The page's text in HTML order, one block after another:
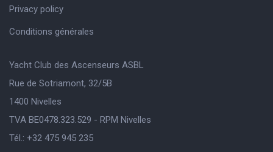
Privacy policy
Conditions générales
Yacht Club des Ascenseurs ASBL
Rue de Sotriamont, 32/5B
1400 Nivelles
TVA BE0478.323.529 - RPM Nivelles
Tél.: +32 475 945 235